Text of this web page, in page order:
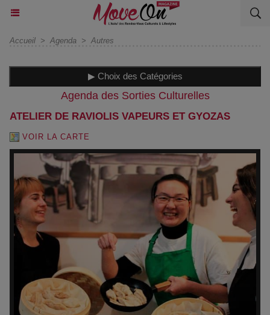
Accueil > Agenda > Autres
▶ Choix des Catégories
Agenda des Sorties Culturelles
ATELIER DE RAVIOLIS VAPEURS ET GYOZAS
VOIR LA CARTE